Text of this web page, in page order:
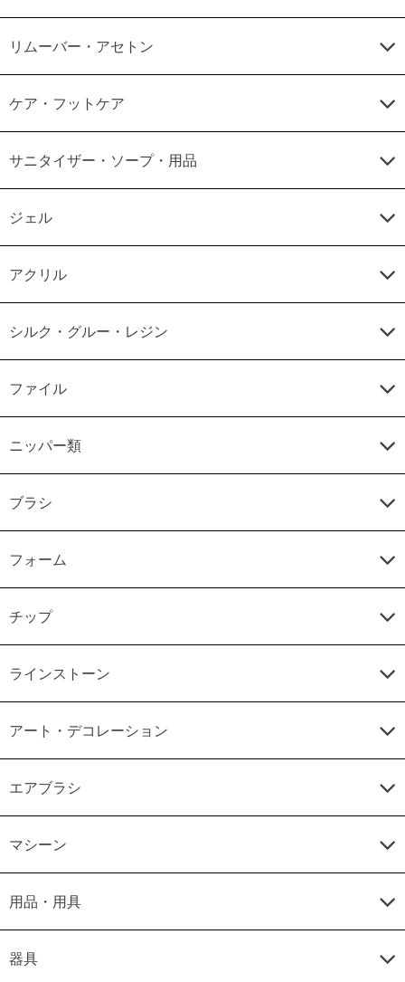
リムーバー・アセトン
ケア・フットケア
サニタイザー・ソープ・用品
ジェル
アクリル
シルク・グルー・レジン
ファイル
ニッパー類
ブラシ
フォーム
チップ
ラインストーン
アート・デコレーション
エアブラシ
マシーン
用品・用具
器具